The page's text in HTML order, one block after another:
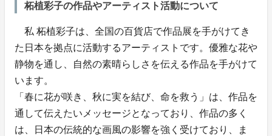
柘植彩子の作品やアーティスト活動について
私 柘植彩子は、全国の百貨店で作品展を手がけてき
た日本を拠点に活動するアーティストです。優雅な花や
静物を通し、自然の素晴らしさを伝える作品を手がけて
います。
「春に花が咲き、秋に実を結び、命を救う」は、作品を
通して伝えたいメッセージとなっており、作品の多く
は、日本の伝統的な画風の影響を強く受けており、ま